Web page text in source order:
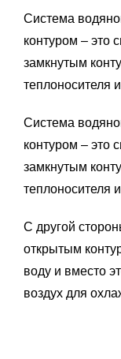
Система
контуром – это
замкнутым
теплоносителя
Система
контуром – это
замкнутым
теплоносителя
С другой
открытым
воду и вместо
воздух для